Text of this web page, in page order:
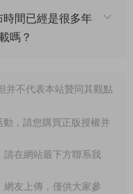
間已經是很多年
嗎？
并不代表本站贊同其觀點
，請您購買正版授權并
在網站最下方聯系我
友上傳，僅供大家參